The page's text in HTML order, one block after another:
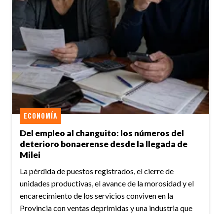
Del empleo al changuito: los números del
deterioro bonaerense desde la llegada de
Milei
ECONOMÍA
La pérdida de puestos registrados, el cierre de
unidades productivas, el avance de la morosidad y el
encarecimiento de los servicios conviven en la
Provincia con ventas deprimidas y una industria que